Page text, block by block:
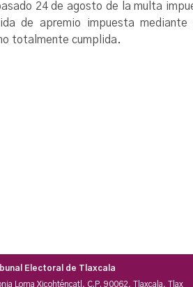
24 de agosto de la multa
de apremio impuesta mediante
totalmente cumplida.
Electoral de Tlaxcala
Loma Xicohténcatl, C.P. 90062, Tlaxcala, Tlax